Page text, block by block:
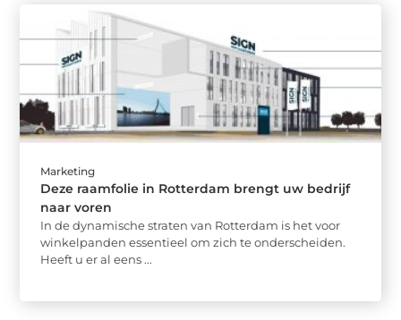
Marketing
Deze raamfolie in Rotterdam brengt uw bedrijf
naar voren
In de dynamische straten van Rotterdam is het voor
winkelpanden essentieel om zich te onderscheiden.
Heeft u er al eens ...